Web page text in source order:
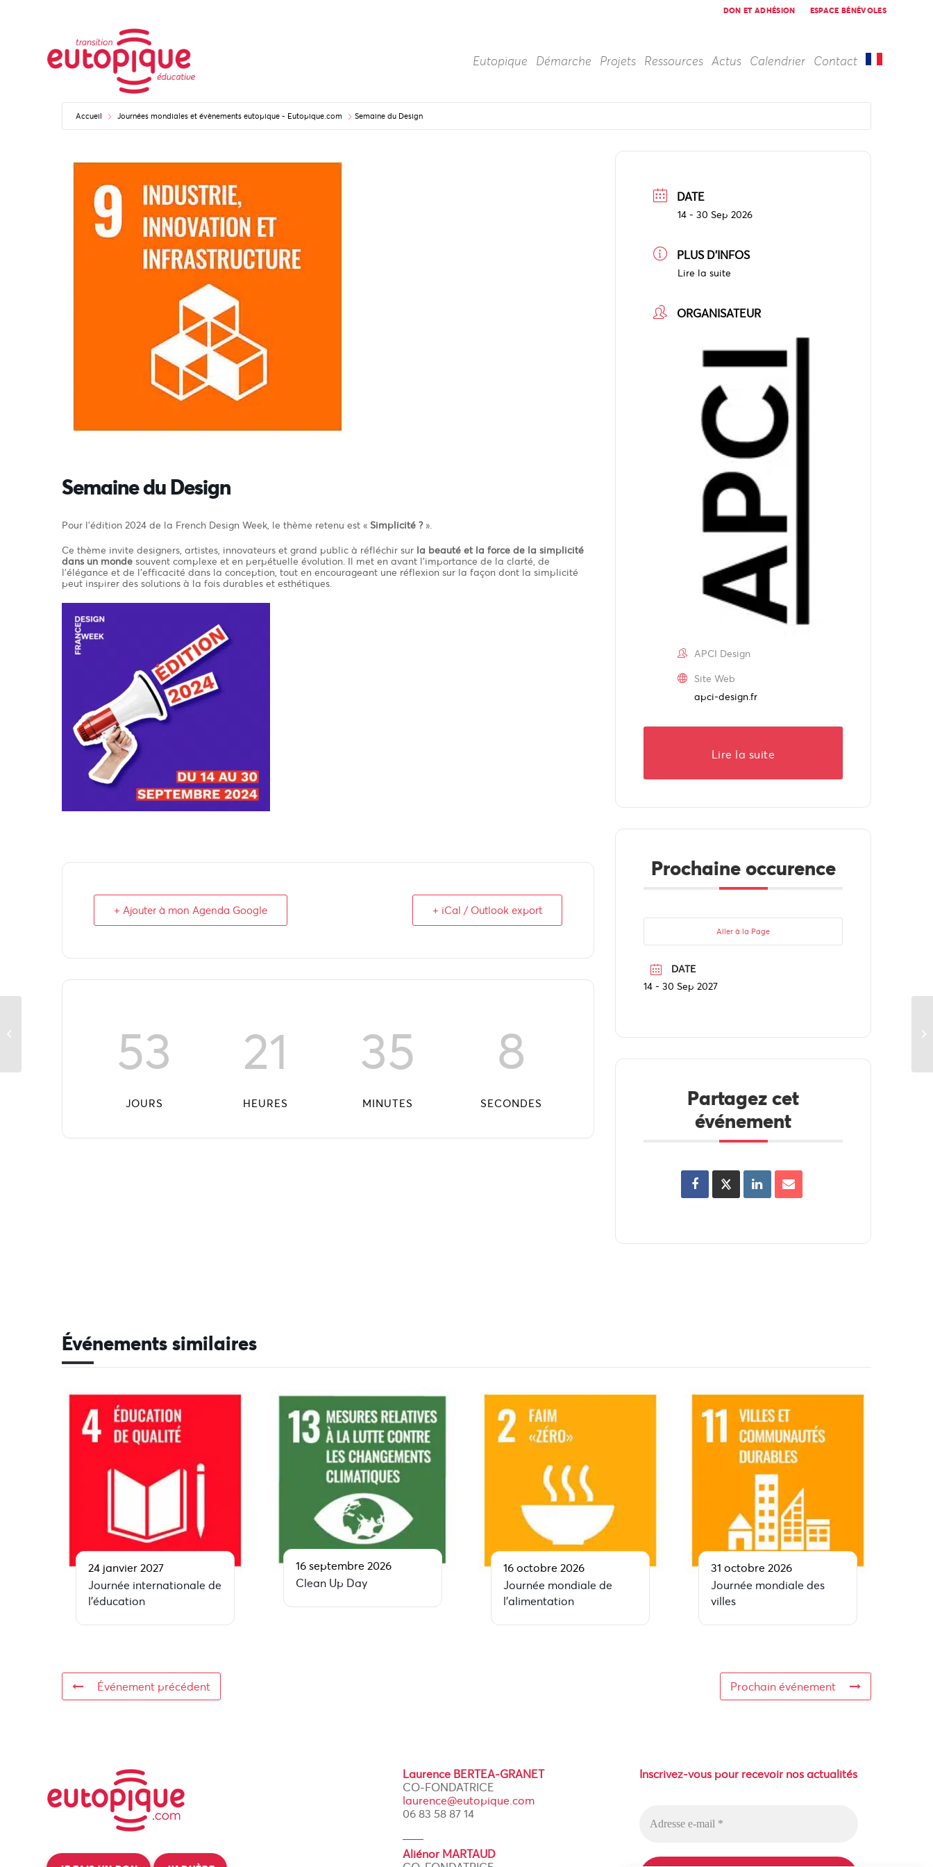
DON ET ADHÉSION ESPACE BÉNÉVOLES
Eutopique Démarche Projets Ressources Actus Calendrier Contact
Accueil Journées mondiales et évènements eutopique - Eutopique.com Semaine du Design
Semaine du Design
Pour l’édition 2024 de la French Design Week, le thème retenu est « Simplicité ?».
Ce thème invite designers, artistes, innovateurs et grand public à réfléchir sur la beauté et la force de la simplicité
dans un monde souvent complexe et en perpétuelle évolution. Il met en avant l’importance de la clarté, de
l’élégance et de l’efficacité dans la conception, tout en encourageant une réflexion sur la façon dont la simplicité
peut inspirer des solutions à la fois durables et esthétiques.
+ Ajouter à mon Agenda Google + iCal / Outlook export
53
JOURS
21
HEURES
35
MINUTES
7
SECONDES
DATE
14 - 30 Sep 2026
PLUS D'INFOS
Lire la suite
ORGANISATEUR
APCI Design
Site Web
apci-design.fr
Lire la suite
Prochaine occurence
Aller à la Page
DATE
14 - 30 Sep 2027
Partagez cet
événement
Événements similaires
24 janvier 2027
Journée internationale de
l’éducation
16 septembre 2026
Clean Up Day
16 octobre 2026
Journée mondiale de
l’alimentation
31 octobre 2026
Journée mondiale des
villes
Événement précédent Prochain événement
Laurence BERTEA-GRANET
CO-FONDATRICE
laurence@eutopique.com
06 83 58 87 14
Aliénor MARTAUD
Inscrivez-vous pour recevoir nos actualités